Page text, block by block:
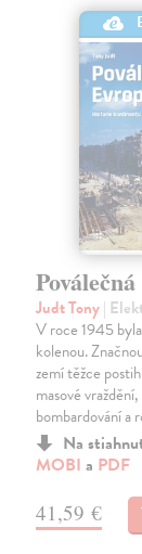
Judt Tony|
V roce 1945
kolenou.
zemí těžce
masové
bombardování a
Na
MOBI a PDF
41,59 €